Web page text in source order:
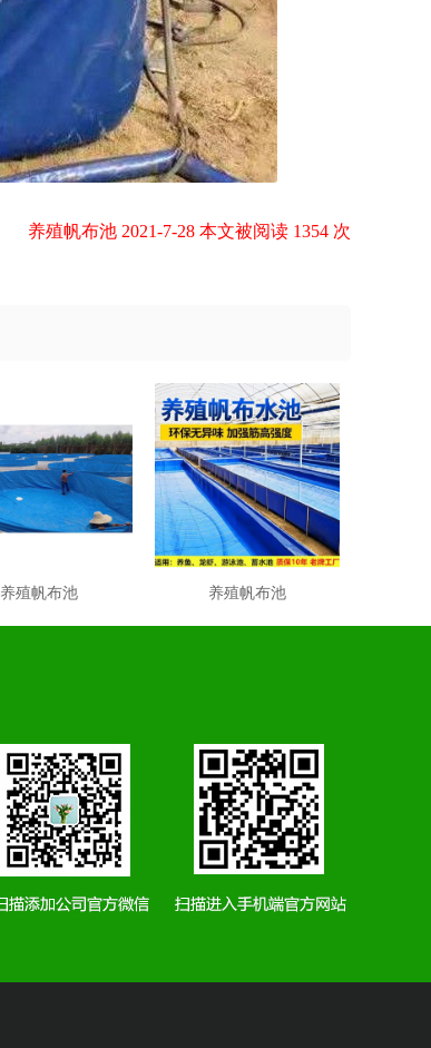
养殖帆布池 2021-7-28 本文被阅读 1354 次
养殖帆布池 养殖帆布池